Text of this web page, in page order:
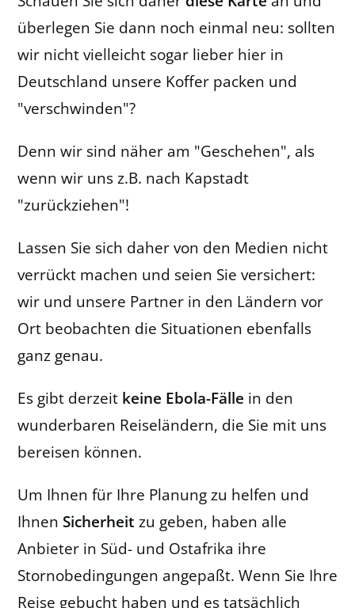
überlegen Sie dann noch einmal neu: sollten
wir nicht vielleicht sogar lieber hier in
Deutschland unsere Koffer packen und
"verschwinden"?
Denn wir sind näher am "Geschehen", als
wenn wir uns z.B. nach Kapstadt
"zurückziehen"!
Lassen Sie sich daher von den Medien nicht
verrückt machen und seien Sie versichert:
wir und unsere Partner in den Ländern vor
Ort beobachten die Situationen ebenfalls
ganz genau.
Es gibt derzeit keine Ebola-Fälle in den
wunderbaren Reiseländern, die Sie mit uns
bereisen können.
Um Ihnen für Ihre Planung zu helfen und
Ihnen Sicherheit zu geben, haben alle
Anbieter in Süd- und Ostafrika ihre
Stornobedingungen angepaßt. Wenn Sie Ihre
Reise gebucht haben und es tatsächlich